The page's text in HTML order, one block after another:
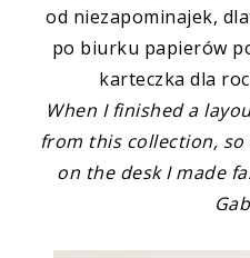
od niezapominajek,
po biurku papierów
karteczka dla
When I finished a
from this collection,
on the desk I made